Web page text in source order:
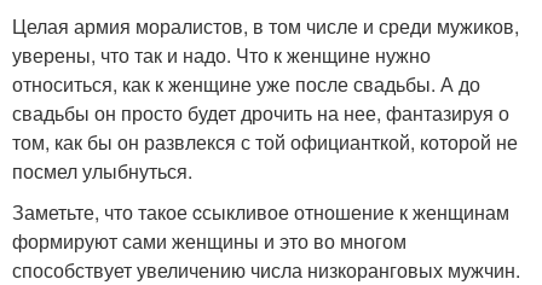
Целая армия моралистов, в том числе и среди мужиков,
уверены, что так и надо. Что к женщине нужно
относиться, как к женщине уже после свадьбы. А до
свадьбы он просто будет дрочить на нее, фантазируя о
том, как бы он развлекся с той официанткой, которой не
посмел улыбнуться.
Заметьте, что такое cсыкливое отношение к женщинам
формируют сами женщины и это во многом
способствует увеличению числа низкоранговых мужчин.